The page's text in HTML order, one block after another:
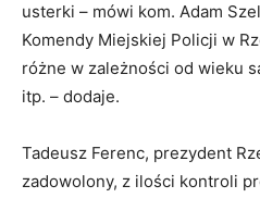
usterki – mówi kom. Adam
Komendy Miejskiej Policji w
różne w zależności od wieku
itp. – dodaje.
Tadeusz Ferenc, prezydent
zadowolony, z ilości kontroli